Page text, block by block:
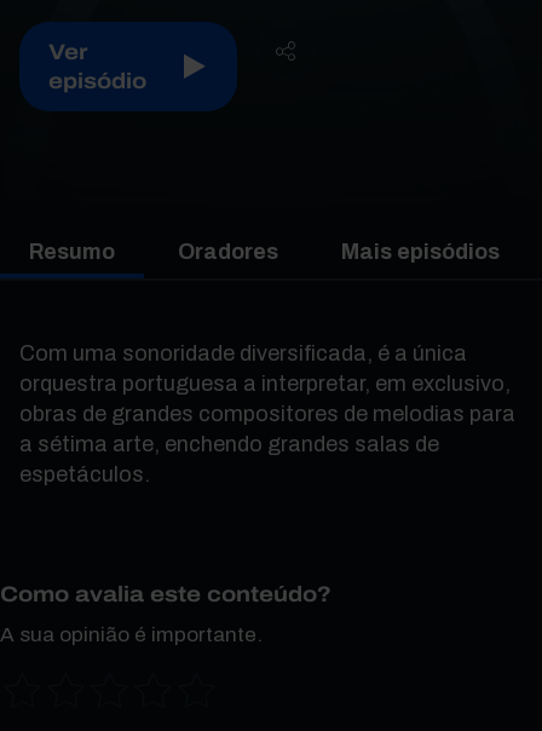
Ver
episódio
Resumo Oradores Mais episódios
Com uma sonoridade diversificada, é a única
orquestra portuguesa a interpretar, em exclusivo,
obras de grandes compositores de melodias para
a sétima arte, enchendo grandes salas de
espetáculos.
Como avalia este conteúdo?
A sua opinião é importante.